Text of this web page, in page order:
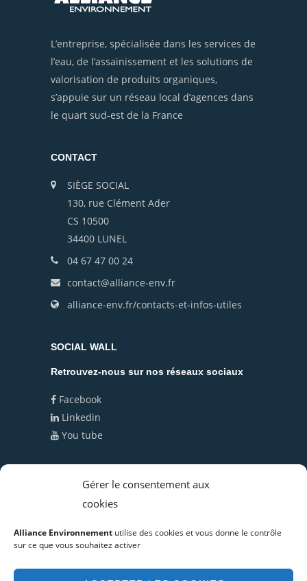
Gérer le consentement aux
cookies
Alliance Environnement utilise des cookies et vous donne le contrôle
sur ce que vous souhaitez activer
L’entreprise, spécialisée dans les services de
l’eau, de l’assainissement et les solutions de
valorisation de produits organiques,
s’appuie sur un réseau local d’agences dans
le quart sud-est de la France
CONTACT
SIÈGE SOCIAL
130, rue Clément Ader
CS 10500
34400 LUNEL
04 67 47 00 24
contact@alliance-env.fr
alliance-env.fr/contacts-et-infos-utiles
SOCIAL WALL
Retrouvez-nous sur nos réseaux sociaux
Facebook
Linkedin
You tube
Politique de cookies (UE)